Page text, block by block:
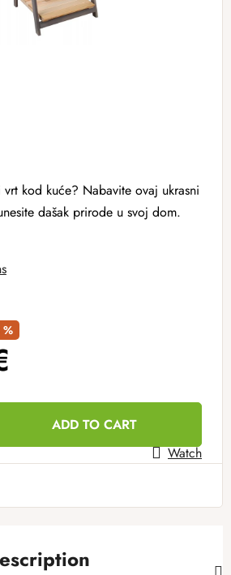
kod kuće? Nabavite ovaj ukrasni
dašak prirode u svoj dom.
ADD TO CART
Watch